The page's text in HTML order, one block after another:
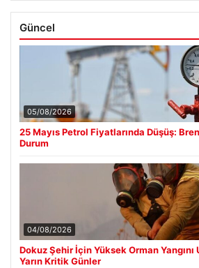
Güncel
05/08/2026
25 Mayıs Petrol Fiyatlarında Düşüş:
Durum
04/08/2026
Dokuz Şehir İçin Yüksek Orman Yangını
Yarın Kritik Günler